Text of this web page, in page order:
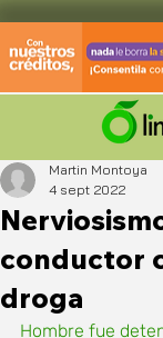
conductor
droga
Martin Montoya
4 sept 2022
Hombre fue